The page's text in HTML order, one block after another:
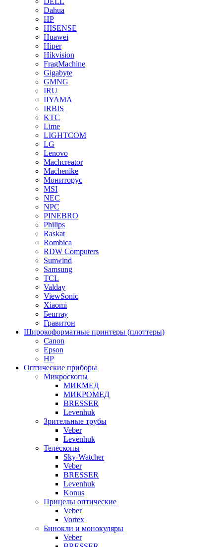
Dahua
HP
HISENSE
Huawei
Hiper
Hikvision
FragMachine
Gigabyte
GMNG
IRU
IIYAMA
IRBIS
KTC
Lime
LIGHTCOM
LG
Lenovo
Machcreator
Machenike
Мониторус
MSI
NEC
NPC
PINEBRO
Philips
Raskat
Rombica
RDW Computers
Sunwind
Samsung
TCL
Valday
ViewSonic
Xiaomi
Бештау
Гравитон
Широкоформатные принтеры (плоттеры)
Canon
Epson
HP
Оптические приборы
Микроскопы
МИКМЕД
МИКРОМЕД
BRESSER
Levenhuk
Зрительные трубы
Veber
Levenhuk
Телескопы
Sky-Watcher
Veber
BRESSER
Levenhuk
Konus
Прицелы оптические
Veber
Vortex
Бинокли и монокуляры
Veber